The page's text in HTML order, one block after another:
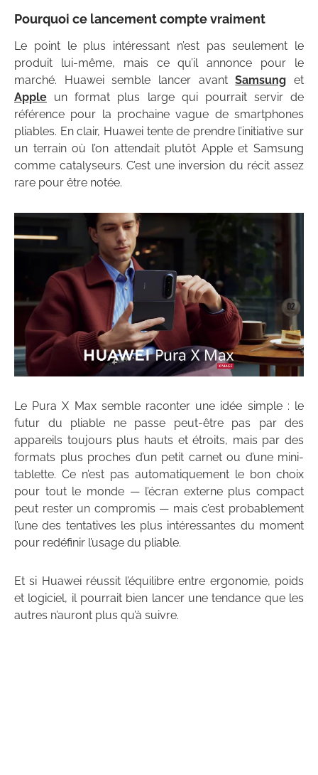
Pourquoi ce lancement compte vraiment
Le point le plus intéressant n’est pas seulement le
produit lui-même, mais ce qu’il annonce pour le
marché. Huawei semble lancer avantSamsung et
Apple un format plus large qui pourrait servir de
référence pour la prochaine vague de smartphones
pliables. En clair, Huawei tente de prendre l’initiative sur
un terrain où l’on attendait plutôt Apple et Samsung
comme catalyseurs. C’est une inversion du récit assez
rare pour être notée.
Le Pura X Max semble raconter une idée simple : le
futur du pliable ne passe peut-être pas par des
appareils toujours plus hauts et étroits, mais par des
formats plus proches d’un petit carnet ou d’une mini-
tablette. Ce n’est pas automatiquement le bon choix
pour tout le monde — l’écran externe plus compact
peut rester un compromis — mais c’est probablement
l’une des tentatives les plus intéressantes du moment
pour redéfinir l’usage du pliable.
Et si Huawei réussit l’équilibre entre ergonomie, poids
et logiciel, il pourrait bien lancer une tendance que les
autres n’auront plus qu’à suivre.